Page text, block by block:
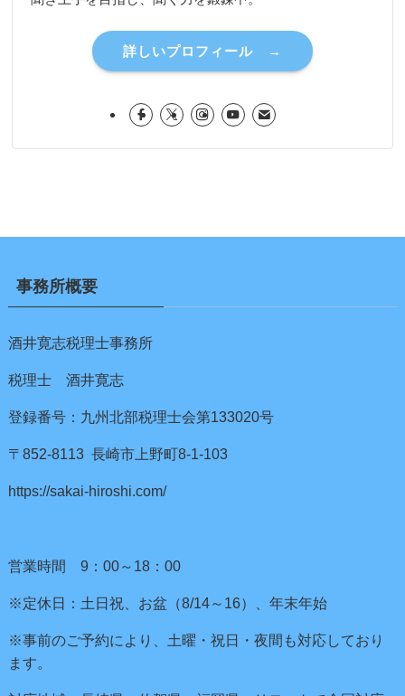
詳しいプロフィール →
事務所概要
酒井寛志税理士事務所
税理士 酒井寛志
登録番号：九州北部税理士会第133020号
〒852-8113 長崎市上野町8-1-103
https://sakai-hiroshi.com/
営業時間 9：00～18：00
※定休日：土日祝、お盆（8/14～16）、年末年始
※事前のご予約により、土曜・祝日・夜間も対応しており
ます。